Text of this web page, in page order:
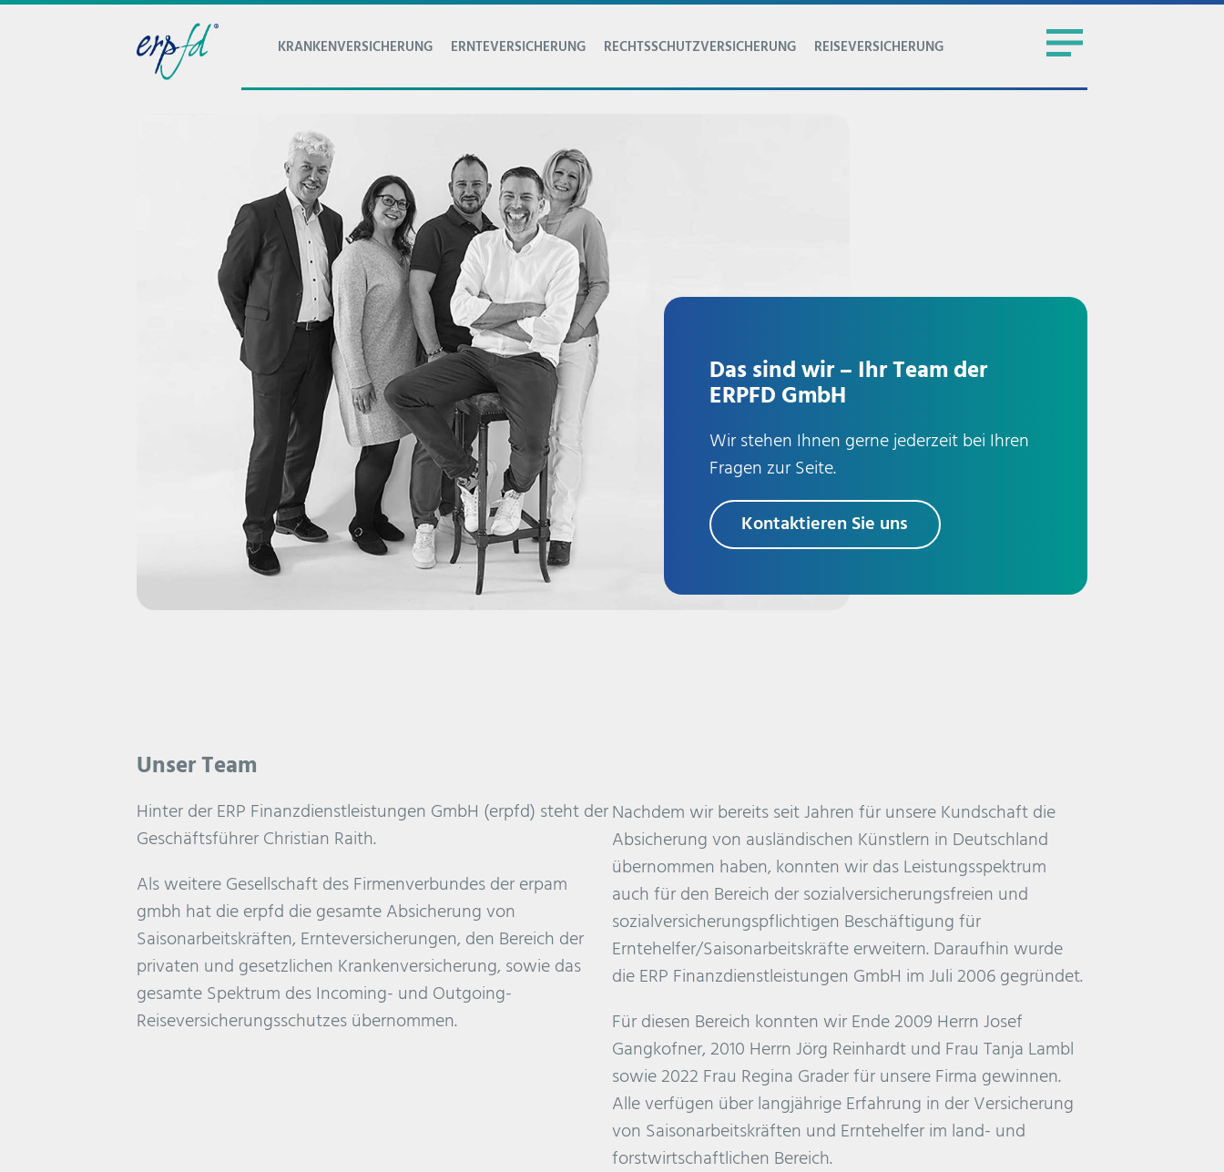
KRANKENVERSICHERUNG ERNTEVERSICHERUNG RECHTSSCHUTZVERSICHERUNG REISEVERSICHERUNG
Das sind wir – Ihr Team der
ERPFD GmbH
Wir stehen Ihnen gerne jederzeit bei Ihren
Fragen zur Seite.
Kontaktieren Sie uns
Unser Team
Hinter der ERP Finanzdienstleistungen GmbH (erpfd) steht der
Geschäftsführer Christian Raith.
Als weitere Gesellschaft des Firmenverbundes der erpam
gmbh hat die erpfd die gesamte Absicherung von
Saisonarbeitskräften, Ernteversicherungen, den Bereich der
privaten und gesetzlichen Krankenversicherung, sowie das
gesamte Spektrum des Incoming- und Outgoing-
Reiseversicherungsschutzes übernommen.
Nachdem wir bereits seit Jahren für unsere Kundschaft die
Absicherung von ausländischen Künstlern in Deutschland
übernommen haben, konnten wir das Leistungsspektrum
auch für den Bereich der sozialversicherungsfreien und
sozialversicherungspflichtigen Beschäftigung für
Erntehelfer/Saisonarbeitskräfte erweitern. Daraufhin wurde
die ERP Finanzdienstleistungen GmbH im Juli 2006 gegründet.
Für diesen Bereich konnten wir Ende 2009 Herrn Josef
Gangkofner, 2010 Herrn Jörg Reinhardt und Frau Tanja Lambl
sowie 2022 Frau Regina Grader für unsere Firma gewinnen.
Alle verfügen über langjährige Erfahrung in der Versicherung
von Saisonarbeitskräften und Erntehelfer im land- und
forstwirtschaftlichen Bereich.